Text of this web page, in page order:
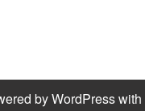
byWordPresswith